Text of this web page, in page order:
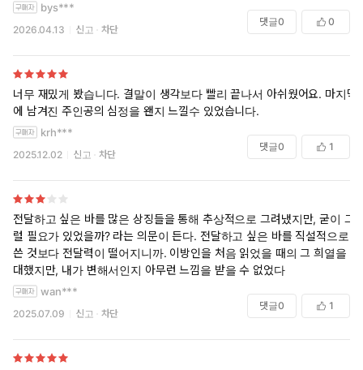
bys***
2026.04.13 신고 차단
댓글0 0
너무 재밌게 봤습니다. 결말이 생각보다 빨리 끝나서 아쉬웠어요. 마지막
에 남겨진 주인공의 심정을 왠지 느낄수 있었습니다.
krh***
2025.12.02 신고 차단
댓글0 1
전달하고 싶은 바를 많은 상징들을 통해 추상적으로 그려냈지만, 굳이 그
럴 필요가 있었을까? 라는 의문이 든다. 전달하고 싶은 바를 직설적으로
쓴 것보다 전달력이 떨어지니까. 이방인을 처음 읽었을 때의 그 희열을 기
대했지만, 내가 변해서인지 아무런 느낌을 받을 수 없었다
wan***
2025.07.09 신고 차단
댓글0 1